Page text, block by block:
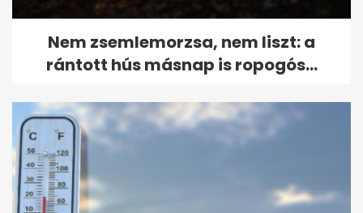
Nem zsemlemorzsa, nem liszt: a
rántott hús másnap is ropogós...